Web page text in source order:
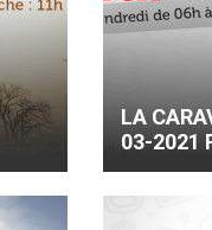
LA CARAVANE DU MATIN DU 17-
03-2021